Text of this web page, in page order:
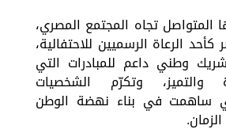
المتواصل تجاه المجتمع المصري،
الرعاة الرسميين للاحتفالية،
وطني داعم للمبادرات التي
والتميز، وتكرّم الشخصيات
ساهمت في بناء نهضة الوطن